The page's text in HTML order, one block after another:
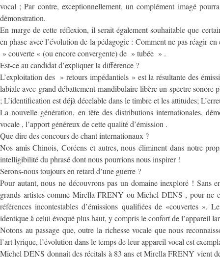
vocal ; Par contre, exceptionnellement, un complément imagé
démonstration.
En marge de cette réflexion, il serait également souhaitable que
en phase avec l’évolution de la pédagogie : Comment ne pas réagir
» couverte « (ou encore convergente) de » tubée » .
Est-ce au candidat d’expliquer la différence ?
L’exploitation des » retours impédantiels » est la résultante des
labiale avec grand débattement mandibulaire libère un spectre sonore
; L’identification est déjà décelable dans le timbre et les attitudes;
La nouvelle génération, en tête des distributions internationales,
vocale , l’apport généreux de cette qualité d’émission .
Que dire des concours de chant internationaux ?
Nos amis Chinois, Coréens et autres, nous éliminent dans notre
intelligibilité du phrasé dont nous pourrions nous inspirer !
Serons-nous toujours en retard d’une guerre ?
Pour autant, nous ne découvrons pas un domaine inexploré ! Sans
grands artistes comme Mirella FRENY ou Michel DENS , pour ne
références incontestables d’émissions qualifiées de «couvertes ».
identique à celui évoqué plus haut, y compris le confort de l’appareil
Notons au passage que, outre la richesse vocale que nous
l’art lyrique, l’évolution dans le temps de leur appareil vocal est
Michel DENS donnait des récitals à 83 ans et Mirella FRENY vient